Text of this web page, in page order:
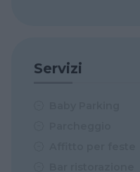
Servizi